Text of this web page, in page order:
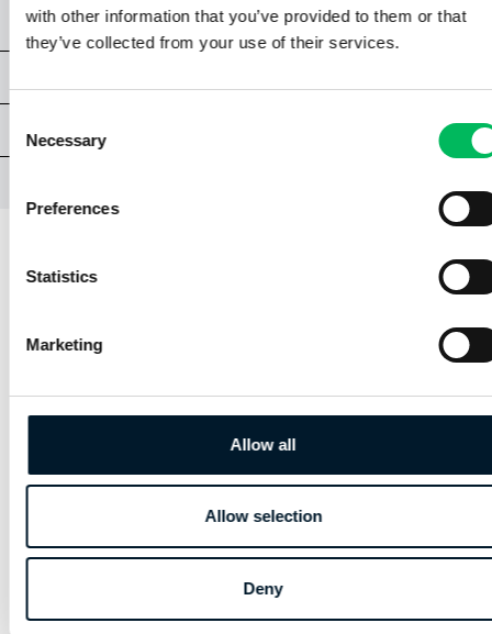
with other information that you’ve provided to them or that
they’ve collected from your use of their services.
Selection
Necessary
Preferences
Statistics
Marketing
Allow all
Allow selection
Deny
CAPÍTULO 8 | SEGURIDAD EN EL VUELO
EXAMEN A1/A3 NPA
DEL VUELO
fuerzas físicas y a un centro de gravedad.
Como piloto, es necesario conocer dichas
fuerzas, así como el concepto centro de
características de vuelo de una aeronave.